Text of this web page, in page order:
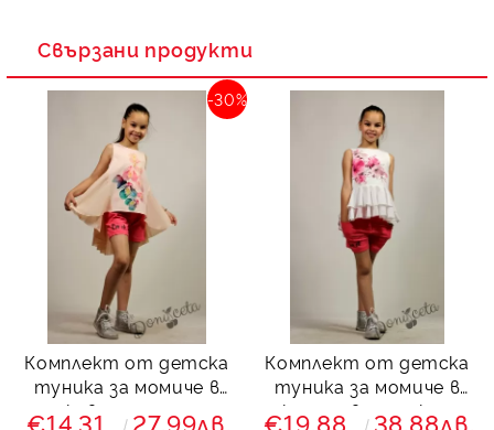
Свързани продукти
Комплект от детска
туника за момиче в
прасковено с орхидеи
-30%
€14.31 27.99лв.
Комплект от детска
туника за момиче в
екрю с цветя с къси
€19.88 38.88лв.